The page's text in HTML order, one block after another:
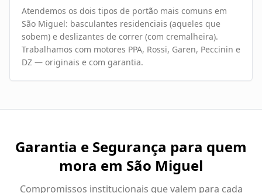
Atendemos os dois tipos de portão mais comuns em
São Miguel: basculantes residenciais (aqueles que
sobem) e deslizantes de correr (com cremalheira).
Trabalhamos com motores PPA, Rossi, Garen, Peccinin e
DZ — originais e com garantia.
Garantia e Segurança para quem
mora em São Miguel
Compromissos institucionais que valem para cada